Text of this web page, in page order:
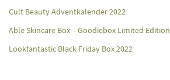
Cult Beauty Adventkalender 2022
Able Skincare Box – Goodiebox Limited Edition
Lookfantastic Black Friday Box 2022